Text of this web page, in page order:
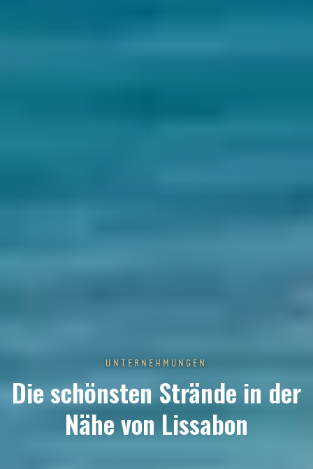
UNTERNEHMUNGEN
Die schönsten Strände in der
Nähe von Lissabon